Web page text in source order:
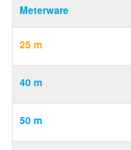
Meterware
25 m
40 m
50 m